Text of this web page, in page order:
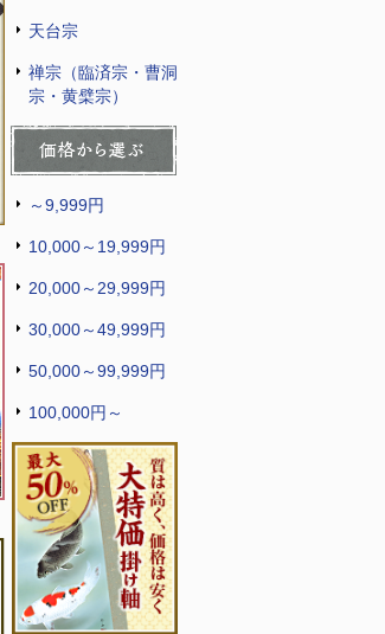
天台宗
禅宗（臨済宗・曹洞
宗・黄檗宗）
～9,999円
10,000～19,999円
20,000～29,999円
30,000～49,999円
50,000～99,999円
100,000円～